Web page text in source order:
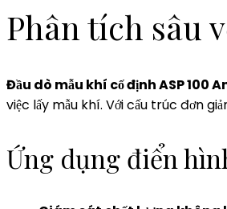
Phân tích sâu
Đầu dò mẫu khí cố định ASP 100
việc lấy mẫu khí. Với cấu trúc đơn
Ứng dụng điển